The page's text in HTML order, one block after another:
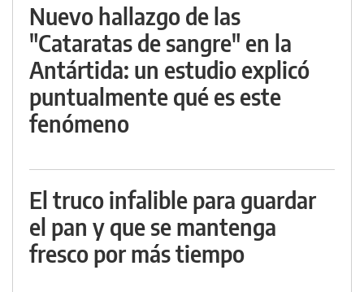
Nuevo hallazgo de las
"Cataratas de sangre" en la
Antártida: un estudio explicó
puntualmente qué es este
fenómeno
El truco infalible para guardar
el pan y que se mantenga
fresco por más tiempo